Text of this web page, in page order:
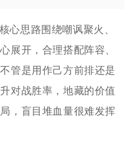
心思路围绕嘲讽聚火、
展开，合理搭配阵容、
管是用作己方前排还是
对战胜率，地藏的价值
，盲目堆血量很难发挥